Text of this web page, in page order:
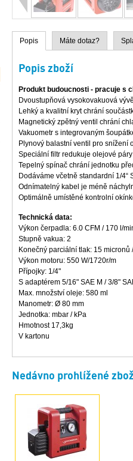
Popis Máte dotaz?
Popis zboží
Produkt budoucnosti - pracuje s
Dvoustupňová vysokovakuová
Lehký a kvalitní kryt chrání
Magnetický zpětný ventil chrání
Vakuometr s integrovaným
Plynový balastní ventil pro snížení
Speciální filtr redukuje olejové
Tepelný spínač chrání jednotku
Dodáváme včetně standardní 1/4“
Odnímatelný kabel je méně
Optimálně umístěné kontrolní
Technická data:
Výkon čerpadla: 6.0 CFM / 170 l/
Stupně vakua: 2
Konečný parciální tlak: 15 micronů
Výkon motoru: 550 W/1720r/m
Přípojky: 1/4"
S adaptérem 5/16" SAE M / 3/8"
Max. množství oleje: 580 ml
Manometr: Ø 80 mm
Jednotka: mbar / kPa
Hmotnost 17,3kg
V kartonu
Nedávno prohlížené